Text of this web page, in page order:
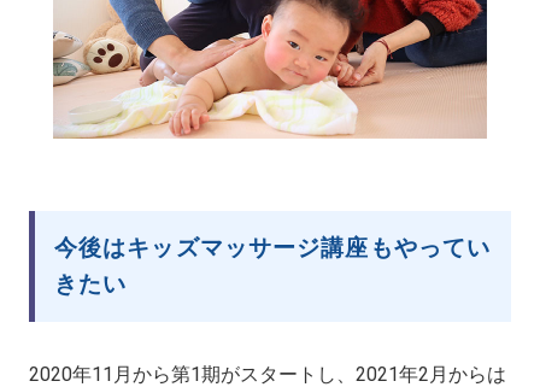
今後はキッズマッサージ講座もやってい
きたい
2020年11月から第1期がスタートし、2021年2月からは